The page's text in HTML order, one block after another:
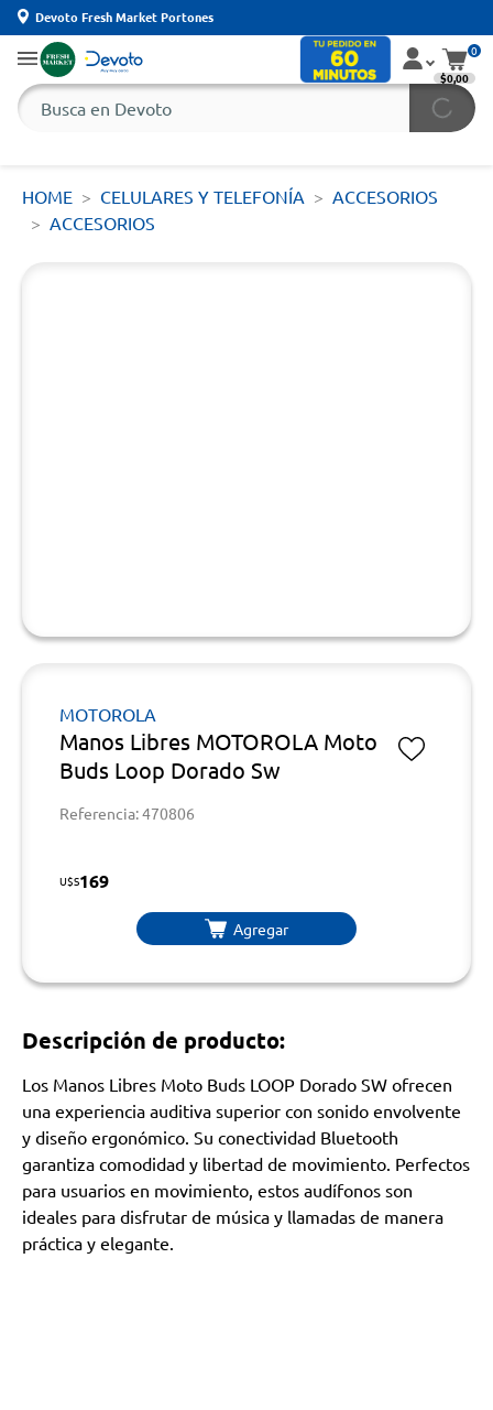
Devoto Fresh Market Portones
0
$0,00
HOME CELULARES Y TELEFONÍA
ACCESORIOS
ACCESORIOS
MOTOROLA
Manos Libres MOTOROLA Moto
Buds Loop Dorado Sw
Referencia: 470806
U$S169
Agregar
Descripción de producto:
Los Manos Libres Moto Buds LOOP Dorado SW ofrecen
una experiencia auditiva superior con sonido envolvente
y diseño ergonómico. Su conectividad Bluetooth
garantiza comodidad y libertad de movimiento. Perfectos
para usuarios en movimiento, estos audífonos son
ideales para disfrutar de música y llamadas de manera
práctica y elegante.